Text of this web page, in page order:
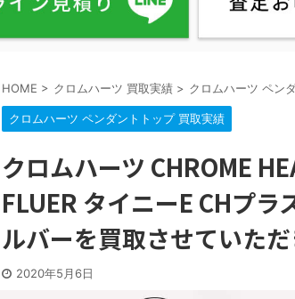
HOME > クロムハーツ 買取実績 > クロムハーツ ペン
クロムハーツ ペンダントトップ 買取実績
クロムハーツ CHROME
FLUER タイニーE CHプラ
ルバーを買取させていた
2020年5月6日